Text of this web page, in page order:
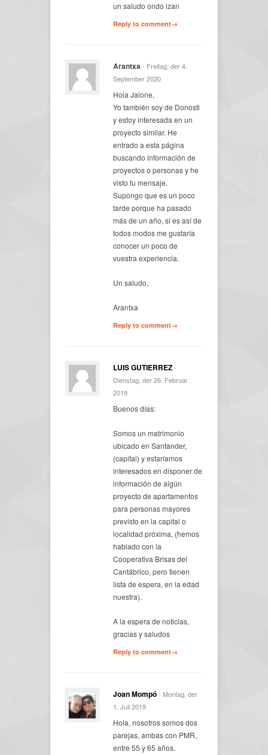
un saludo ondo izan
Reply to comment→
Arantxa- Freitag, der 4.
September 2020
Hola Jaione,
Yo también soy de Donosti
y estoy interesada en un
proyecto similar. He
entrado a esta página
buscando información de
proyectos o personas y he
visto tu mensaje.
Supongo que es un poco
tarde porque ha pasado
más de un año, si es así de
todos modos me gustaría
conocer un poco de
vuestra experiencia.
Un saludo,
Arantxa
Reply to comment→
LUIS GUTIERREZ-
Dienstag, der 26. Februar
2019
Buenos días:
Somos un matrimonio
ubicado en Santander,
(capital) y estaríamos
interesados en disponer de
información de algún
proyecto de apartamentos
para personas mayores
previsto en la capital o
localidad próxima, (hemos
hablado con la
Cooperativa Brisas del
Cantábrico, pero tienen
lista de espera, en la edad
nuestra).
A la espera de noticias,
gracias y saludos
Reply to comment→
Joan Mompó- Montag, der
1. Juli 2019
Hola, nosotros somos dos
parejas, ambas con PMR,
entre 55 y 65 años.